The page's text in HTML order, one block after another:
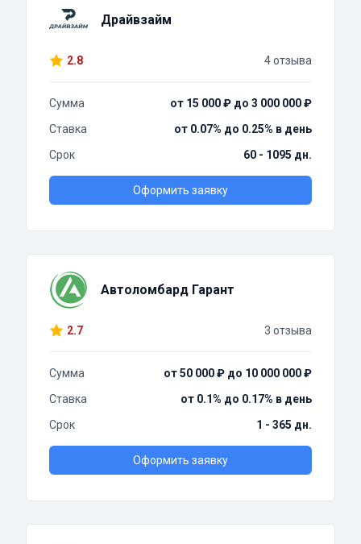
Драйвзайм
2.8 4 отзыва
Сумма
от 15 000 ₽ до 3 000 000 ₽
Ставка
от 0.07% до 0.25% в день
Срок
60 - 1095 дн.
Оформить заявку
Автоломбард Гарант
2.7 3 отзыва
Сумма
от 50 000 ₽ до 10 000 000 ₽
Ставка
от 0.1% до 0.17% в день
Срок
1 - 365 дн.
Оформить заявку